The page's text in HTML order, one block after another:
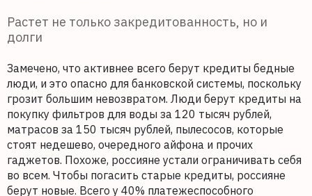
Растет не только закредитованность, но и
долги
Замечено, что активнее всего берут кредиты бедные
люди, и это опасно для банковской системы, поскольку
грозит большим невозвратом. Люди берут кредиты на
покупку фильтров для воды за 120 тысяч рублей,
матрасов за 150 тысяч рублей, пылесосов, которые
стоят недешево, очередного айфона и прочих
гаджетов. Похоже, россияне устали ограничивать себя
во всем. Чтобы погасить старые кредиты, россияне
берут новые. Всего у 40% платежеспособного